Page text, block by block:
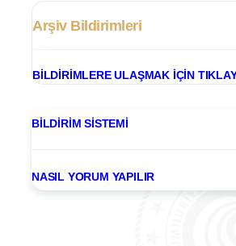
Arşiv Bildirimleri
BILDIRIMLERE ULAŞMAK IÇIN
BILDIRIM SISTEMI
NASIL YORUM YAPILIR